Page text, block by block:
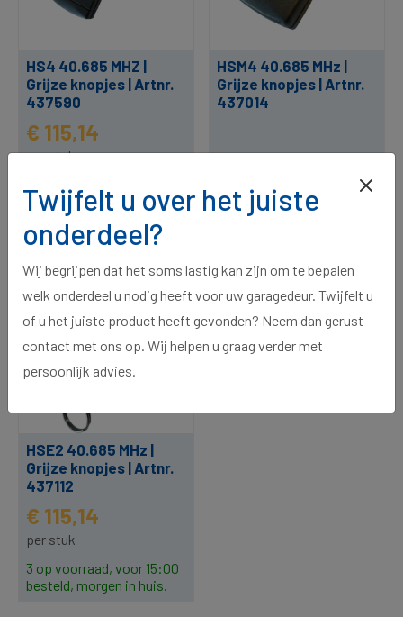
HS4 40.685 MHZ |
Grijze knopjes | Artnr.
437590
€ 115,14
per stuk
besteld, morgen in huis.
HSM4 40.685 MHz |
Grijze knopjes | Artnr.
437014
per stuk
HSE2 40.685 MHz |
Grijze knopjes | Artnr.
437112
€ 115,14
per stuk
3 op voorraad, voor 15:00
besteld, morgen in huis.
Twijfelt u over het juiste
onderdeel?
Wij begrijpen dat het soms lastig kan zijn om te bepalen
welk onderdeel u nodig heeft voor uw garagedeur. Twijfelt u
of u het juiste product heeft gevonden? Neem dan gerust
contact met ons op. Wij helpen u graag verder met
persoonlijk advies.